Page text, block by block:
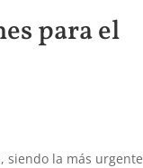
para el
siendo la más urgente